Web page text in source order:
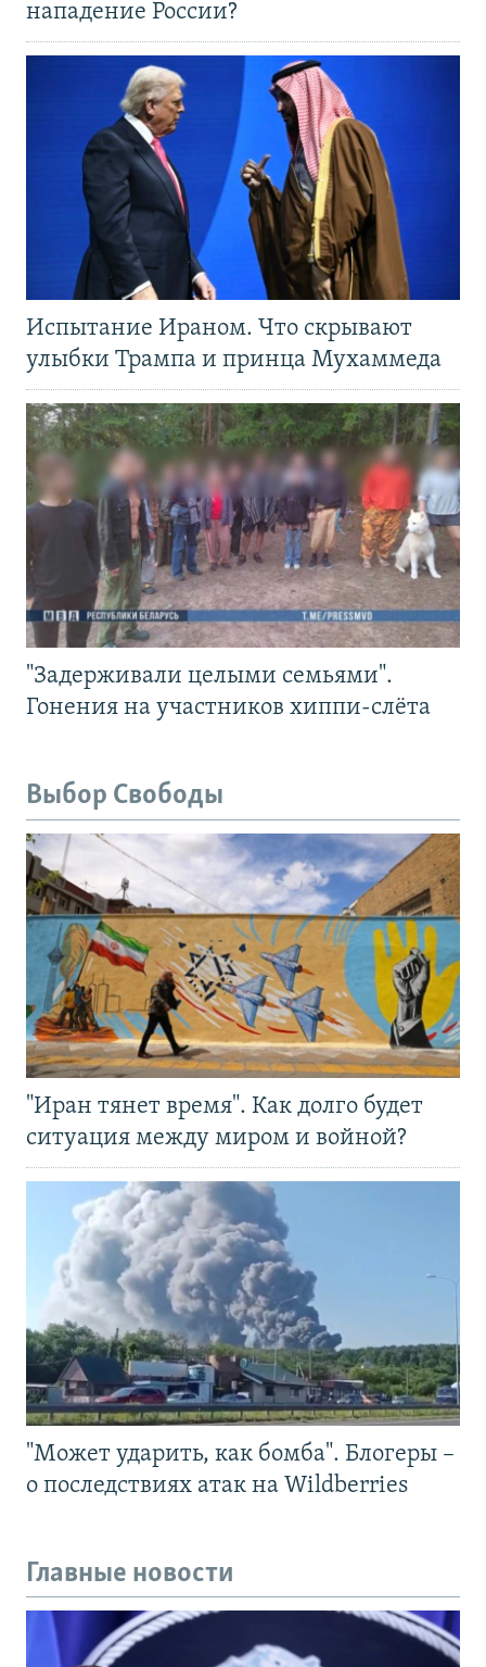
нападение России?
Испытание Ираном. Что скрывают
улыбки Трампа и принца Мухаммеда
"Задерживали целыми семьями".
Гонения на участников хиппи-слёта
Выбор Свободы
"Иран тянет время". Как долго будет
ситуация между миром и войной?
"Может ударить, как бомба". Блогеры –
о последствиях атак на Wildberries
Главные новости